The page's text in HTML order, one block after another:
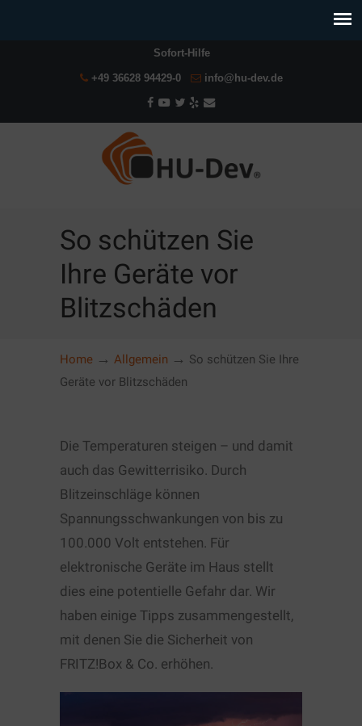
Sofort-Hilfe
+49 36628 94429-0 info@hu-dev.de
So schützen Sie
Ihre Geräte vor
Blitzschäden
Home → Allgemein → So schützen Sie Ihre
Geräte vor Blitzschäden
Die Temperaturen steigen – und damit
auch das Gewitterrisiko. Durch
Blitzeinschläge können
Spannungsschwankungen von bis zu
100.000 Volt entstehen. Für
elektronische Geräte im Haus stellt
dies eine potentielle Gefahr dar. Wir
haben einige Tipps zusammengestellt,
mit denen Sie die Sicherheit von
FRITZ!Box & Co. erhöhen.